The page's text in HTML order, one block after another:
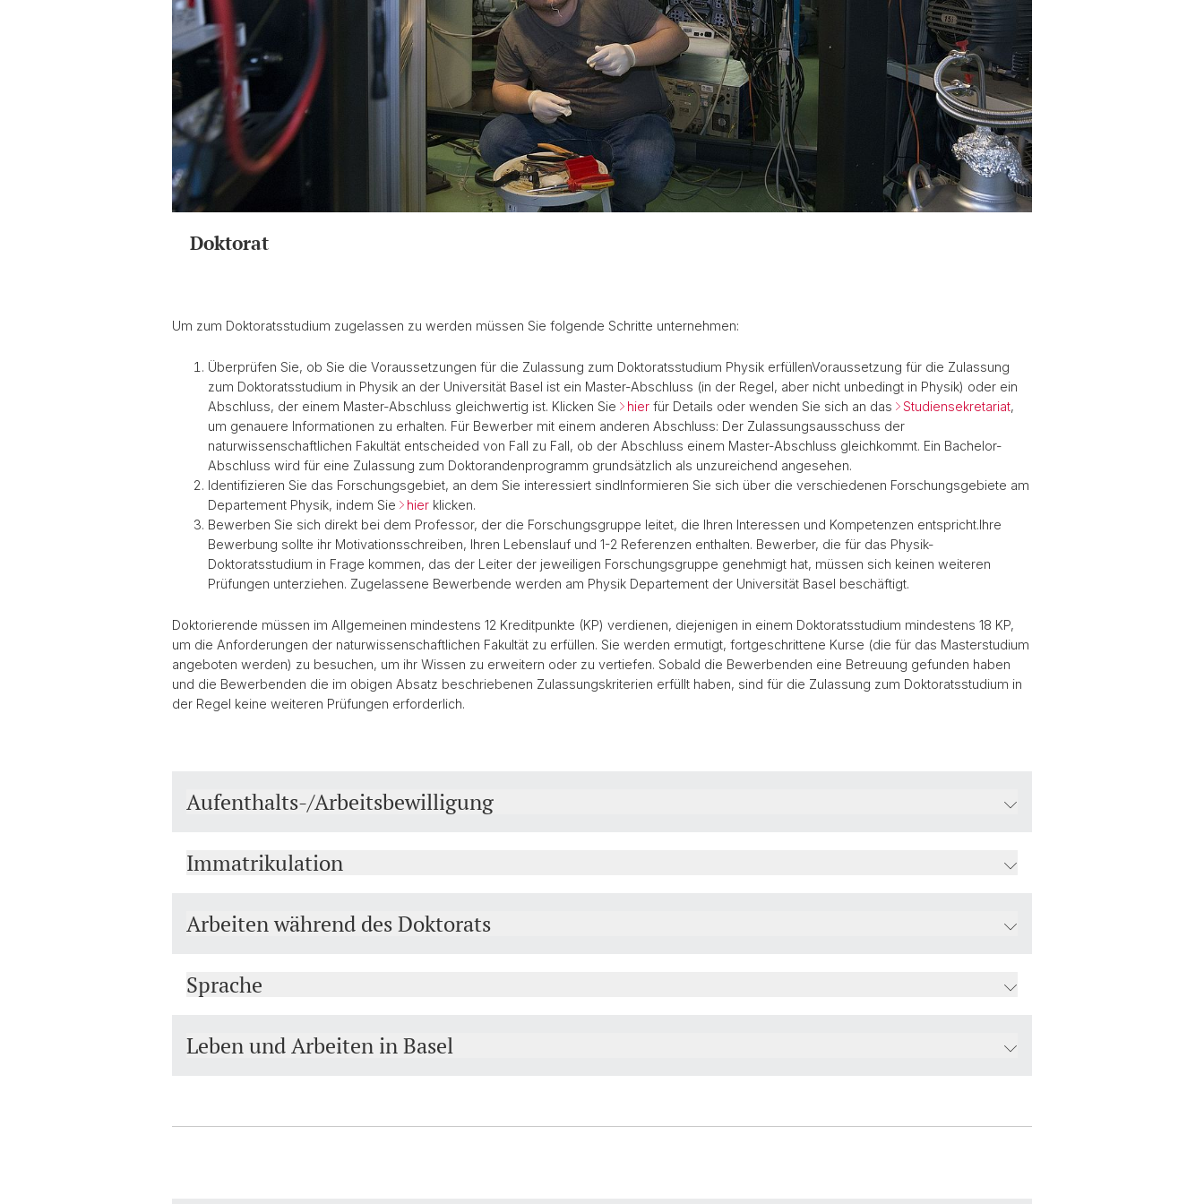
Doktorat
Um zum Doktoratsstudium zugelassen zu werden müssen Sie folgende Schritte unternehmen:
Überprüfen Sie, ob Sie die Voraussetzungen für die Zulassung zum Doktoratsstudium Physik erfüllenVoraussetzung für die Zulassung
zum Doktoratsstudium in Physik an der Universität Basel ist ein Master-Abschluss (in der Regel, aber nicht unbedingt in Physik) oder ein
Abschluss, der einem Master-Abschluss gleichwertig ist. Klicken Sie
hier für Details oder wenden Sie sich an das Studiensekretariat,
um genauere Informationen zu erhalten. Für Bewerber mit einem anderen Abschluss: Der Zulassungsausschuss der
naturwissenschaftlichen Fakultät entscheided von Fall zu Fall, ob der Abschluss einem Master-Abschluss gleichkommt. Ein Bachelor-
Abschluss wird für eine Zulassung zum Doktorandenprogramm grundsätzlich als unzureichend angesehen.
Identifizieren Sie das Forschungsgebiet, an dem Sie interessiert sindInformieren Sie sich über die verschiedenen Forschungsgebiete am
Departement Physik, indem Sie
hier klicken.
Bewerben Sie sich direkt bei dem Professor, der die Forschungsgruppe leitet, die Ihren Interessen und Kompetenzen entspricht.Ihre
Bewerbung sollte ihr Motivationsschreiben, Ihren Lebenslauf und 1-2 Referenzen enthalten. Bewerber, die für das Physik-
Doktoratsstudium in Frage kommen, das der Leiter der jeweiligen Forschungsgruppe genehmigt hat, müssen sich keinen weiteren
Prüfungen unterziehen. Zugelassene Bewerbende werden am Physik Departement der Universität Basel beschäftigt.
Doktorierende müssen im Allgemeinen mindestens 12 Kreditpunkte (KP) verdienen, diejenigen in einem Doktoratsstudium mindestens 18 KP,
um die Anforderungen der naturwissenschaftlichen Fakultät zu erfüllen. Sie werden ermutigt, fortgeschrittene Kurse (die für das Masterstudium
angeboten werden) zu besuchen, um ihr Wissen zu erweitern oder zu vertiefen. Sobald die Bewerbenden eine Betreuung gefunden haben
und die Bewerbenden die im obigen Absatz beschriebenen Zulassungskriterien erfüllt haben, sind für die Zulassung zum Doktoratsstudium in
der Regel keine weiteren Prüfungen erforderlich.
Aufenthalts-/Arbeitsbewilligung
Immatrikulation
Arbeiten während des Doktorats
Sprache
Leben und Arbeiten in Basel